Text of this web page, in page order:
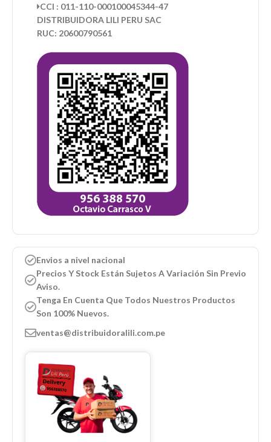
CCI : 011-110-000100045344-47
DISTRIBUIDORA LILI PERU SAC
RUC: 20600790561
Envios a nivel nacional
Precios Y Stock Están Sujetos A Variación Sin Previo
Aviso.
Tenga En Cuenta Que Todos Nuestros Productos
Son 100% Nuevos.
ventas@distribuidoralili.com.pe